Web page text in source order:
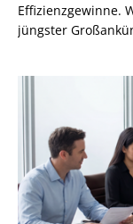
Effizienzgewinne.
jüngster